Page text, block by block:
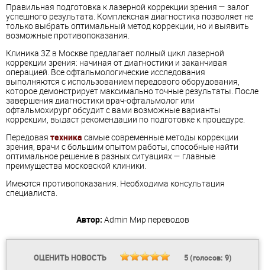
Правильная подготовка к лазерной коррекции зрения — залог
успешного результата. Комплексная диагностика позволяет не
только выбрать оптимальный метод коррекции, но и выявить
возможные противопоказания.
Клиника 3Z в Москве предлагает полный цикл лазерной
коррекции зрения: начиная от диагностики и заканчивая
операцией. Все офтальмологические исследования
выполняются с использованием передового оборудования,
которое демонстрирует максимально точные результаты. После
завершения диагностики врач-офтальмолог или
офтальмохирург обсудит с вами возможные варианты
коррекции, выдаст рекомендации по подготовке к процедуре.
Передовая техника самые современные методы коррекции
зрения, врачи с большим опытом работы, способные найти
оптимальное решение в разных ситуациях — главные
преимущества московской клиники.
Имеются противопоказания. Необходима консультация
специалиста.
Автор: Admin Мир переводов
ОЦЕНИТЬ НОВОСТЬ 5(голосов: 9)